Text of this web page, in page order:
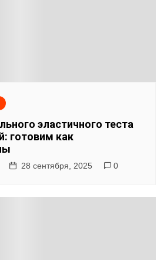
эластичного теста
готовим как
28 сентября, 2025 0